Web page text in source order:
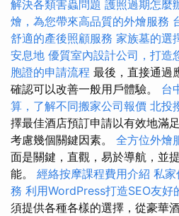
解決各類害蟲問題 護照過期怎麼
燴，為您帶來高品質的外燴服務
舒適的產後照顧服務 家族墓的選
安息地 優質室內設計公司，打造
胞證的申請流程 最後，直接通過
確認可以改善一般用戶體驗。 台
算，了解不同搬家公司報價 北投
擇最佳酒店預訂申請以有效地滿
考慮幾個關鍵因素。 全方位外燴
面是關鍵，直觀，易於導航，並
能。 經絡按摩課程費用介紹 私家
務 利用WordPress打造SEO友好
須提供各種各樣的選擇，從豪華